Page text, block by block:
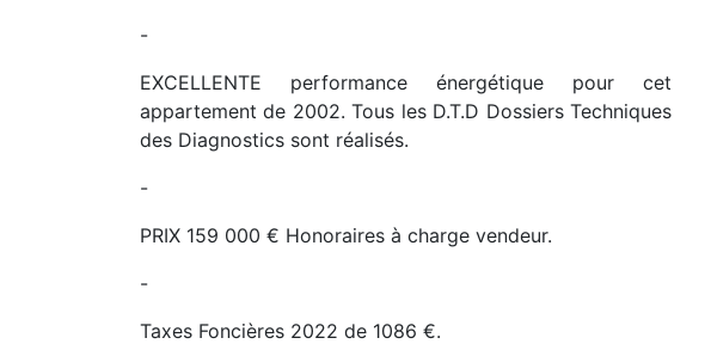
-
EXCELLENTE performance énergétique pour cet
appartement de 2002. Tous les D.T.D Dossiers Techniques
des Diagnostics sont réalisés.
-
PRIX 159 000 € Honoraires à charge vendeur.
-
Taxes Foncières 2022 de 1086 €.